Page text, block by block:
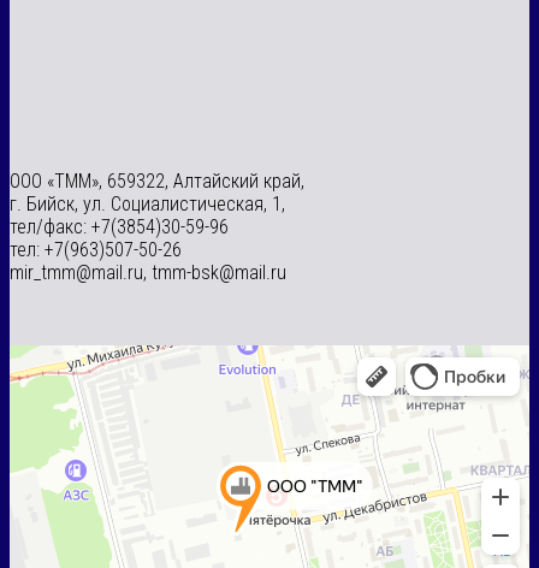
ООО «ТММ», 659322, Алтайский край,
г. Бийск, ул. Социалистическая, 1,
тел/факс: +7(3854)30-59-96
тел: +7(963)507-50-26
mir_tmm@mail.ru, tmm-bsk@mail.ru